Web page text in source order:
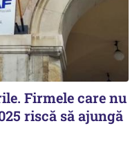
Firmele care nu
riscă să ajungă